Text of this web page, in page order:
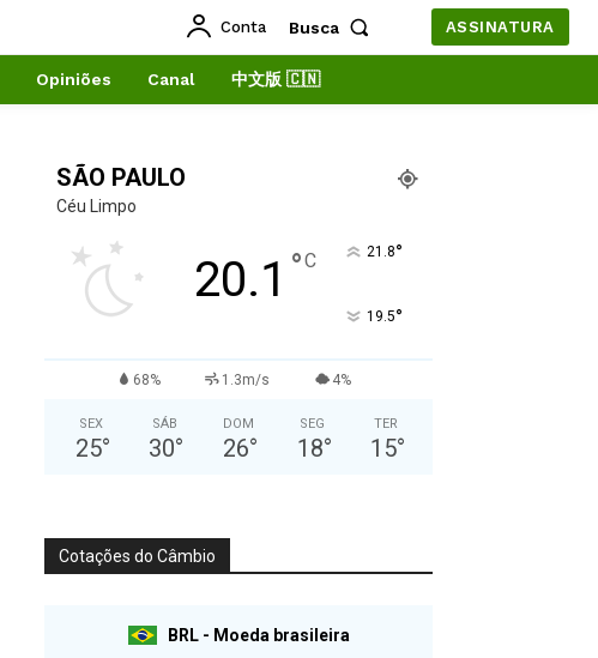
Conta Busca ASSINATURA
Opiniões Canal 中文版 🇨🇳
SÃO PAULO
Céu Limpo
20.1 °C 21.8°
19.5°
68% 1.3m/s 4%
SEX
25°
SÁB
30°
DOM
26°
SEG
18°
TER
15°
Cotações do Câmbio
BRL - Moeda brasileira